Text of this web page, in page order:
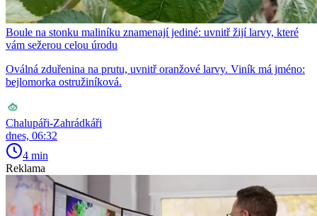
Boule na stonku maliníku znamenají jediné: uvnitř žijí larvy, které
vám sežerou celou úrodu
Oválná zduřenina na prutu, uvnitř oranžové larvy. Viník má jméno:
bejlomorka ostružiníková.
Chalupáři-Zahrádkáři
dnes, 06:32
4 min
Reklama